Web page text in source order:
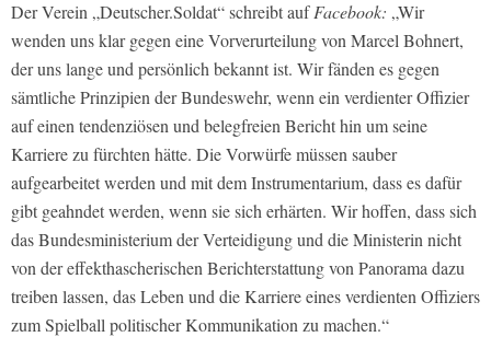
Der Verein „Deutscher.Soldat“ schreibt aufFacebook: „Wir
wenden uns klar gegen eine Vorverurteilung von Marcel Bohnert,
der uns lange und persönlich bekannt ist. Wir fänden es gegen
sämtliche Prinzipien der Bundeswehr, wenn ein verdienter Offizier
auf einen tendenziösen und belegfreien Bericht hin um seine
Karriere zu fürchten hätte. Die Vorwürfe müssen sauber
aufgearbeitet werden und mit dem Instrumentarium, dass es dafür
gibt geahndet werden, wenn sie sich erhärten. Wir hoffen, dass sich
das Bundesministerium der Verteidigung und die Ministerin nicht
von der effekthascherischen Berichterstattung von Panorama dazu
treiben lassen, das Leben und die Karriere eines verdienten Offiziers
zum Spielball politischer Kommunikation zu machen.“